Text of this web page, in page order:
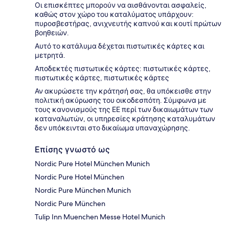
Οι επισκέπτες μπορούν να αισθάνονται ασφαλείς,
καθώς στον χώρο του καταλύματος υπάρχουν:
πυροσβεστήρας, ανιχνευτής καπνού και κουτί πρώτων
βοηθειών.
Αυτό το κατάλυμα δέχεται πιστωτικές κάρτες και
μετρητά.
Αποδεκτές πιστωτικές κάρτες: πιστωτικές κάρτες,
πιστωτικές κάρτες, πιστωτικές κάρτες
Αν ακυρώσετε την κράτησή σας, θα υπόκεισθε στην
πολιτική ακύρωσης του οικοδεσπότη. Σύμφωνα με
τους κανονισμούς της ΕΕ περί των δικαιωμάτων των
καταναλωτών, οι υπηρεσίες κράτησης καταλυμάτων
δεν υπόκεινται στο δικαίωμα υπαναχώρησης.
Επίσης γνωστό ως
Nordic Pure Hotel München Munich
Nordic Pure Hotel München
Nordic Pure München Munich
Nordic Pure München
Tulip Inn Muenchen Messe Hotel Munich